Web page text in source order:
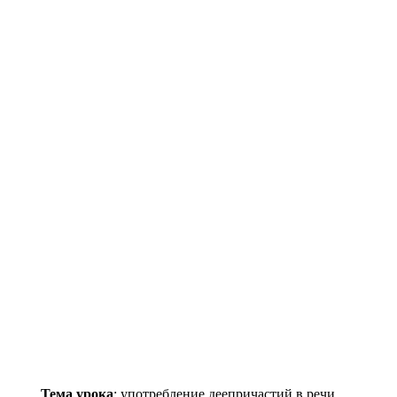
Тема урока: употребление деепричастий в речи